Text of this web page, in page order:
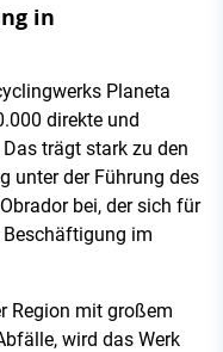
in
Planeta
direkte und
trägt stark zu den
unter der Führung des
bei, der sich für
im
Region mit großem
wird das Werk